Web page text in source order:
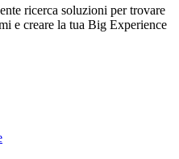
ricerca soluzioni per trovare
e creare la tua Big Experience